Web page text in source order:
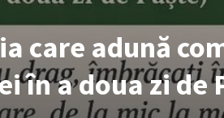
care adună
în a doua zi de